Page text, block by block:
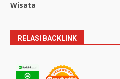
Wisata
RELASI BACKLINK